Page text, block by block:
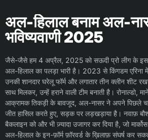
अल-हिलाल बनाम अल-
भविष्यवाणी 2025
जैसे-जैसे हम 4 अप्रैल, 2025 को सऊदी प्रो लीग के इस
अल-हिलाल का पलड़ा भारी है। 2023 से किंगडम एरिना में
उनकी शानदार घरेलू फॉर्म और लगातार तीन क्लीन शीट
साथ मिलकर, उन्हें हराने वाली टीम बनाती है। रोनाल्डो,
आक्रामक तिकड़ी के बावजूद, अल-नासर ने अपने पिछले
जीत हासिल करते हुए, सड़क पर लड़खड़ाया है। नवाफ़
बैकलाइन को और भी ज़्यादा उजागर कर दिया है, जो
अल-हिलाल के इन-फ़ॉर्म फ़ॉरवर्ड के ख़िलाफ़ संघर्ष कर